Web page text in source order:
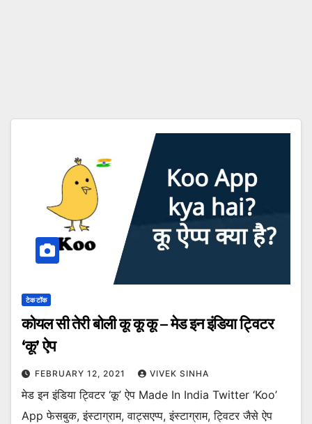
टेक टॉक
कोयल सी तेरी बोली कू कू कू – मेड इन इंडिया ट्विटर
‘कू’ ऐप
FEBRUARY 12, 2021 VIVEK SINHA
मेड इन इंडिया ट्विटर ‘कू’ ऐप Made In India Twitter ‘Koo’
App फेसबुक, इंस्टाग्राम, वाट्सएप्प, इंस्टाग्राम, ट्विटर जैसे ऐप